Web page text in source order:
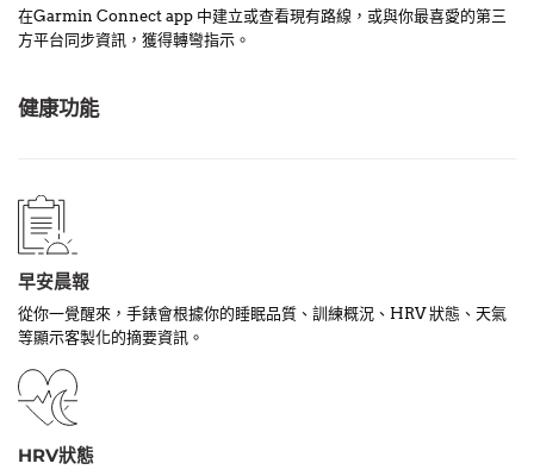
在Garmin Connect app 中建立或查看現有路線，或與你最喜愛的第三
方平台同步資訊，獲得轉彎指示。
健康功能
早安晨報
從你一覺醒來，手錶會根據你的睡眠品質、訓練概況、HRV 狀態、天氣
等顯示客製化的摘要資訊。
HRV狀態